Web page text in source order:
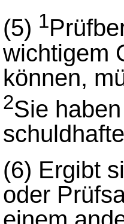
(5) 1
wichtigem
können,
2Sie
(6) Ergibt
oder